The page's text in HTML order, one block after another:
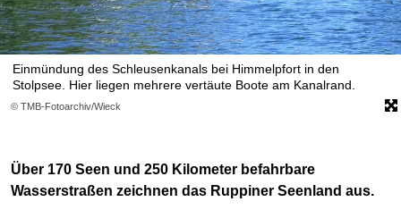
© TMB-Fotoarchiv/Wieck
Einmündung des Schleusenkanals bei Himmelpfort in den
Stolpsee. Hier liegen mehrere vertäute Boote am Kanalrand.
Über 170 Seen und 250 Kilometer befahrbare
Wasserstraßen zeichnen das Ruppiner Seenland aus.